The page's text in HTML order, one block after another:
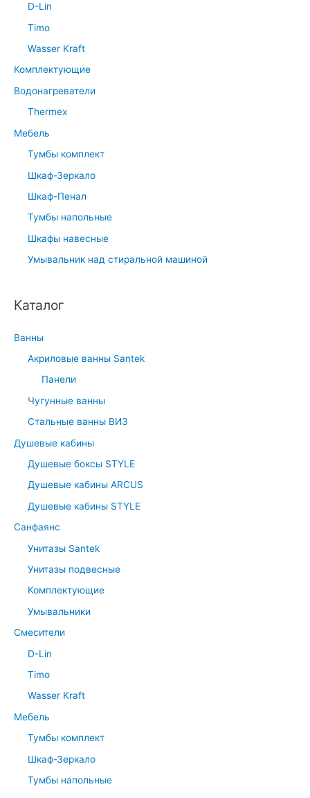
D-Lin
Timo
Wasser Kraft
Комплектующие
Водонагреватели
Thermex
Мебель
Тумбы комплект
Шкаф-Зеркало
Шкаф-Пенал
Тумбы напольные
Шкафы навесные
Умывальник над стиральной машиной
Каталог
Ванны
Акриловые ванны Santek
Панели
Чугунные ванны
Стальные ванны ВИЗ
Душевые кабины
Душевые боксы STYLE
Душевые кабины ARCUS
Душевые кабины STYLE
Санфаянс
Унитазы Santek
Унитазы подвесные
Комплектующие
Умывальники
Смесители
D-Lin
Timo
Wasser Kraft
Мебель
Тумбы комплект
Шкаф-Зеркало
Тумбы напольные